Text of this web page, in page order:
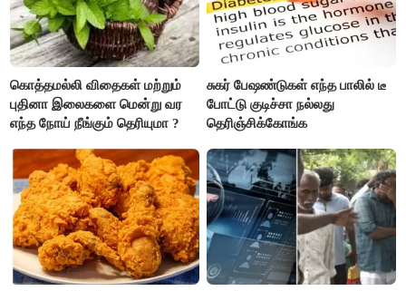
கொத்தமல்லி விதைகள் மற்றும்
புதினா இலைகளை மென்று வர
எந்த நோய் நீங்கும் தெரியுமா ?
சுகர் பேஷண்டுகள் எந்த பாலில் டீ
போட்டு குடிச்சா நல்லது
தெரிஞ்சிக்கோங்க